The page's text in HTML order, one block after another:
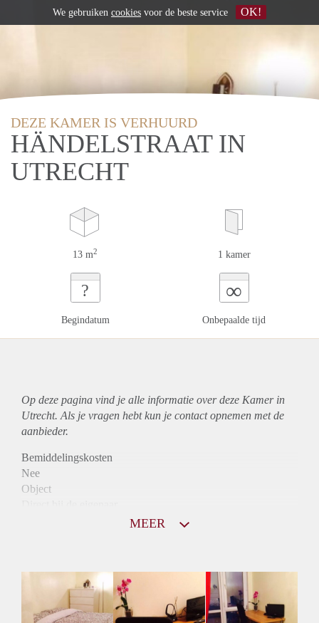
DEZE KAMER IS VERHUURD
HÄNDELSTRAAT IN
UTRECHT
13 m2 1 kamer
?
Begindatum
∞
Onbepaalde tijd
Op deze pagina vind je alle informatie over deze Kamer in
Utrecht. Als je vragen hebt kun je contact opnemen met de
aanbieder.
Bemiddelingskosten
Nee
Object
Niet mogelijk
Inkomen eis
MEER
We gebruiken cookies voor de beste service OK!